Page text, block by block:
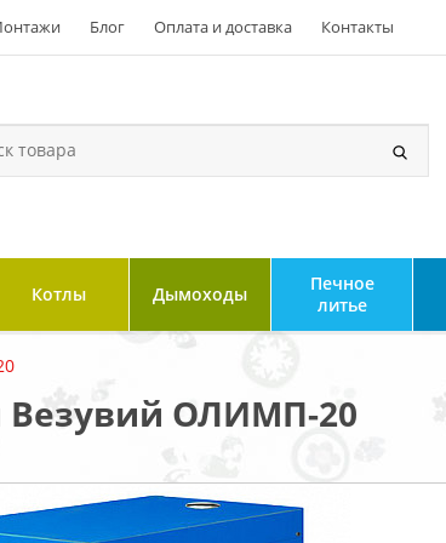
Блог Оплата и доставка Контакты
Котлы Дымоходы
Печное
литье
Везувий ОЛИМП-20